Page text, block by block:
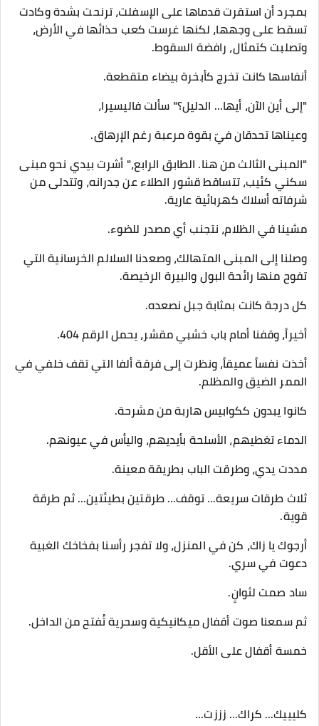
بمجرد أن استقرت قدماها على الإسفلت، ترنحت بشدة وكادت
تسقط على وجهها، لكنها غرست كعب حذائها في الأرض،
وتصلبت كتمثال، رافضة السقوط.
أنفاسها كانت تخرج كأبخرة بيضاء متقطعة.
​"إلى أين الآن، أيها... الدليل؟" سألت فاليسيرا،
وعيناها تحدقان فيّ بقوة مرعبة رغم الإرهاق.
​"المبنى الثالث من هنا. الطابق الرابع،" أشرت بيدي نحو مبنى
سكني كئيب، تتساقط قشور الطلاء عن جدرانه، وتتدلى من
شرفاته أسلاك كهربائية عارية.
​مشينا في الظلام، نتجنب أي مصدر للضوء.
وصلنا إلى المبنى المتهالك، وصعدنا السلالم الخرسانية التي
تفوح منها رائحة البول والبيرة الرخيصة.
كل درجة كانت بمثابة جبل نصعده.
​أخيراً، وقفنا أمام باب خشبي مقشر، يحمل الرقم 404.
​أخذت نفساً عميقاً، ونظرت إلى فرقة ألفا التي تقف خلفي في
الممر الضيق والمظلم.
كانوا يبدون ككوابيس هاربة من مشرحة.
الدماء تغطيهم، الأسلحة بأيديهم، واليأس في عيونهم.
​مددت يدي، وطرقت الباب بطريقة معينة.
ثلاث طرقات سريعة... توقف... طرقتين بطيئتين... ثم طرقة
قوية.
​أرجوك يا زاك، كن في المنزل، ولا تفجر رأسنا بفخاخك الغبية
دعوت في سري.
​ساد صمت لثوانٍ.
​ثم سمعنا صوت أقفال ميكانيكية وسحرية تُفتح من الداخل.
خمسة أقفال على الأقل.
​كليييك... كراك... زززت...